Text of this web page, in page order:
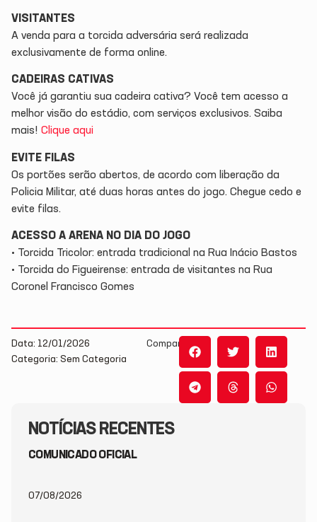
NOTÍCIAS RECENTES
COMUNICADO OFICIAL
07/08/2026
VISITANTES
A venda para a torcida adversária será realizada
exclusivamente de forma online.
CADEIRAS CATIVAS
Você já garantiu sua cadeira cativa? Você tem acesso a
melhor visão do estádio, com serviços exclusivos. Saiba
mais! Clique aqui
EVITE FILAS
Os portões serão abertos, de acordo com liberação da
Policia Militar, até duas horas antes do jogo. Chegue cedo e
evite filas.
ACESSO A ARENA NO DIA DO JOGO
• Torcida Tricolor: entrada tradicional na Rua Inácio Bastos
• Torcida do Figueirense: entrada de visitantes na Rua
Coronel Francisco Gomes
Data: 12/01/2026
Categoria: Sem Categoria
Compartilhe: